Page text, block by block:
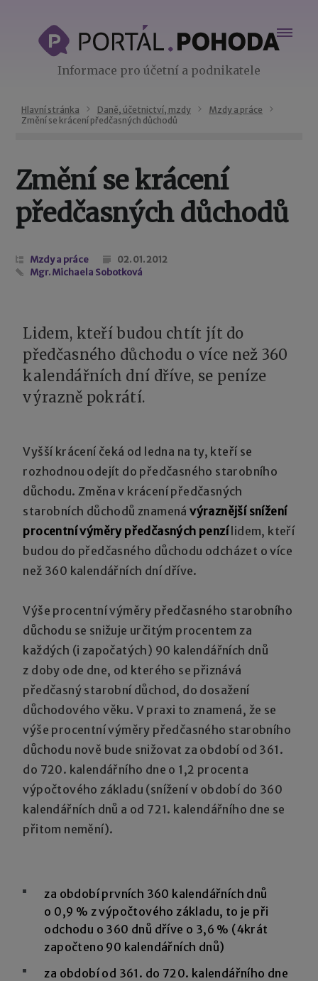
Informace pro účetní a podnikatele
Hlavní stránka Daně, účetnictví, mzdy
Mzdy a práce
Změní se krácení předčasných důchodů
Změní se krácení
předčasných důchodů
Mzdy a práce
02. 01. 2012
Mgr. Michaela Sobotková
Lidem, kteří budou chtít jít do
předčasného důchodu o více než 360
kalendářních dní dříve, se peníze
výrazně pokrátí.
Vyšší krácení čeká od ledna na ty, kteří se
rozhodnou odejít do předčasného starobního
důchodu. Změna v krácení předčasných
starobních důchodů znamenávýraznější snížení
procentní výměry předčasných penzílidem, kteří
budou do předčasného důchodu odcházet o více
než 360 kalendářních dní dříve.
Výše procentní výměry předčasného starobního
důchodu se snižuje určitým procentem za
každých (i započatých) 90 kalendářních dnů
z doby ode dne, od kterého se přiznává
předčasný starobní důchod, do dosažení
důchodového věku. V praxi to znamená, že se
výše procentní výměry předčasného starobního
důchodu nově bude snižovat za období od 361.
do 720. kalendářního dne o 1,2 procenta
výpočtového základu (snížení v období do 360
kalendářních dnů a od 721. kalendářního dne se
přitom nemění).
za období prvních 360 kalendářních dnů
o 0,9 % z výpočtového základu, to je při
odchodu o 360 dnů dříve o 3,6 % (4krát
započteno 90 kalendářních dnů)
za období od 361. do 720. kalendářního dne